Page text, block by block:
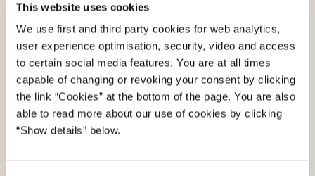
This website uses cookies
We use first and third party cookies for web analytics,
user experience optimisation, security, video and access
to certain social media features. You are at all times
capable of changing or revoking your consent by clicking
the link “Cookies” at the bottom of the page. You are also
able to read more about our use of cookies by clicking
“Show details” below.
flere sundhedsdata, når den unge ikke kan varetage
egne interesser. ISM foretager yderligere afklaringer
for en endelig model og forventer, at
bekendtgørelsen udstedes i 2025.